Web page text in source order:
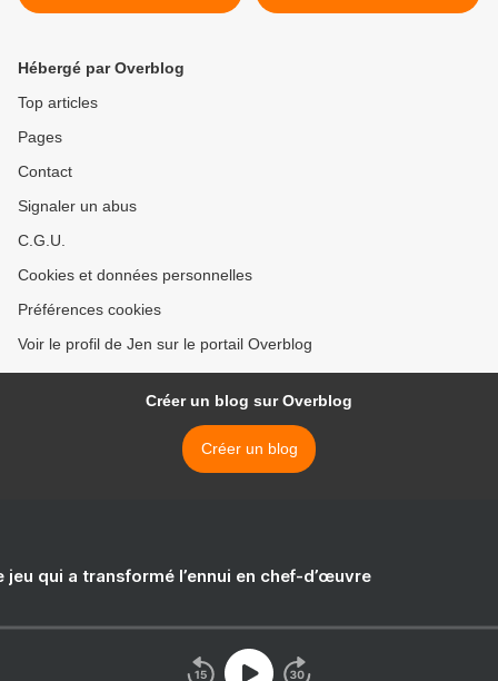
Hébergé par Overblog
Top articles
Pages
Contact
Signaler un abus
C.G.U.
Cookies et données personnelles
Préférences cookies
Voir le profil de Jen sur le portail Overblog
Créer un blog sur Overblog
Créer un blog
jeu qui a transformé l’ennui en chef-d’œuvre